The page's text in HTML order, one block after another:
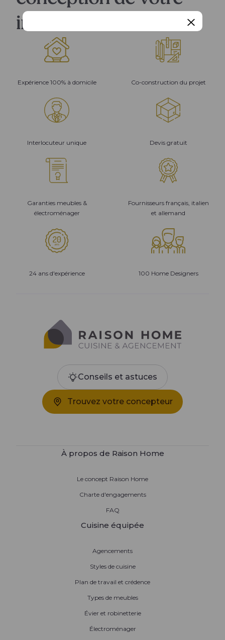
intérieur
Expérience 100% à domicile Co-construction du projet
Interlocuteur unique Devis gratuit
Garanties meubles &
électroménager
Fournisseurs français, italien
et allemand
24 ans d'expérience 100 Home Designers
Conseils et astuces
Trouvez votre concepteur
À propos de Raison Home
Le concept Raison Home
Charte d'engagements
FAQ
Cuisine équipée
Agencements
Styles de cuisine
Plan de travail et crédence
Types de meubles
Évier et robinetterie
Électroménager